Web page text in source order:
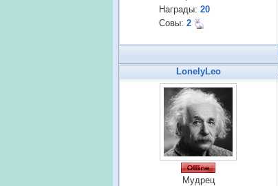
Награды: 20
Совы: 2
LonelyLeo
Мудрец